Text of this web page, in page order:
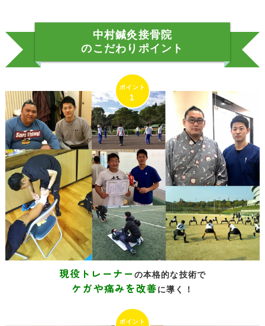
中村鍼灸接骨院
のこだわりポイント
1
現役トレーナーの本格的な技術で
ケガや痛みを改善に導く！